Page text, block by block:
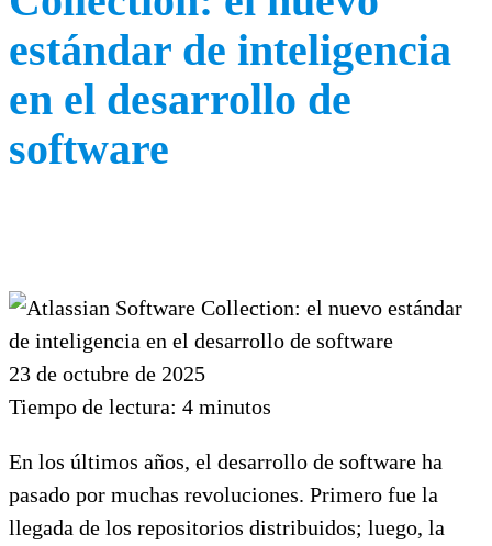
estándar de inteligencia
en el desarrollo de
software
23 de octubre de 2025
Tiempo de lectura: 4 minutos
En los últimos años, el desarrollo de software ha
pasado por muchas revoluciones. Primero fue la
llegada de los repositorios distribuidos; luego, la